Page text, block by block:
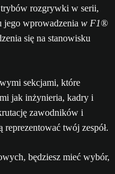
trybów rozgrywki w serii,
jego wprowadzenia w F1®
się na stanowisku
sekcjami, które
jak inżynieria, kadry i
zawodników i
twój zespół.
będziesz mieć wybór,